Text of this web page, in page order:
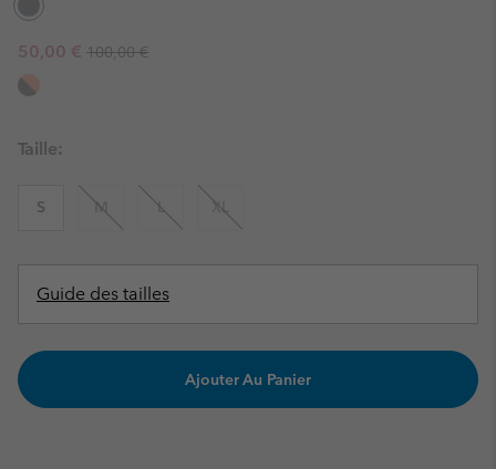
Sale price:
50,00 € Regular price:
100,00 €
Taille:
S M L XL
Guide des tailles
Ajouter Au Panier